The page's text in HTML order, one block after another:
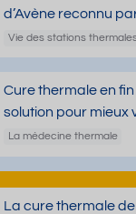
d’Avène reconnu
Vie des stations
Cure thermale en fin
solution pour mieux
La médecine thermale
La cure thermale